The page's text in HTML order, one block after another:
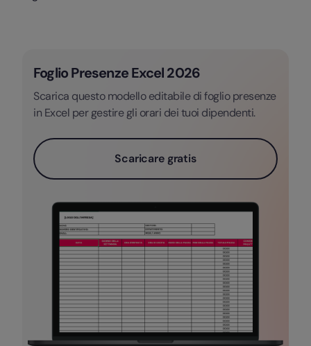
Foglio Presenze Excel 2026
Scarica questo modello editabile di foglio presenze
in Excel per gestire gli orari dei tuoi dipendenti.
Scaricare gratis